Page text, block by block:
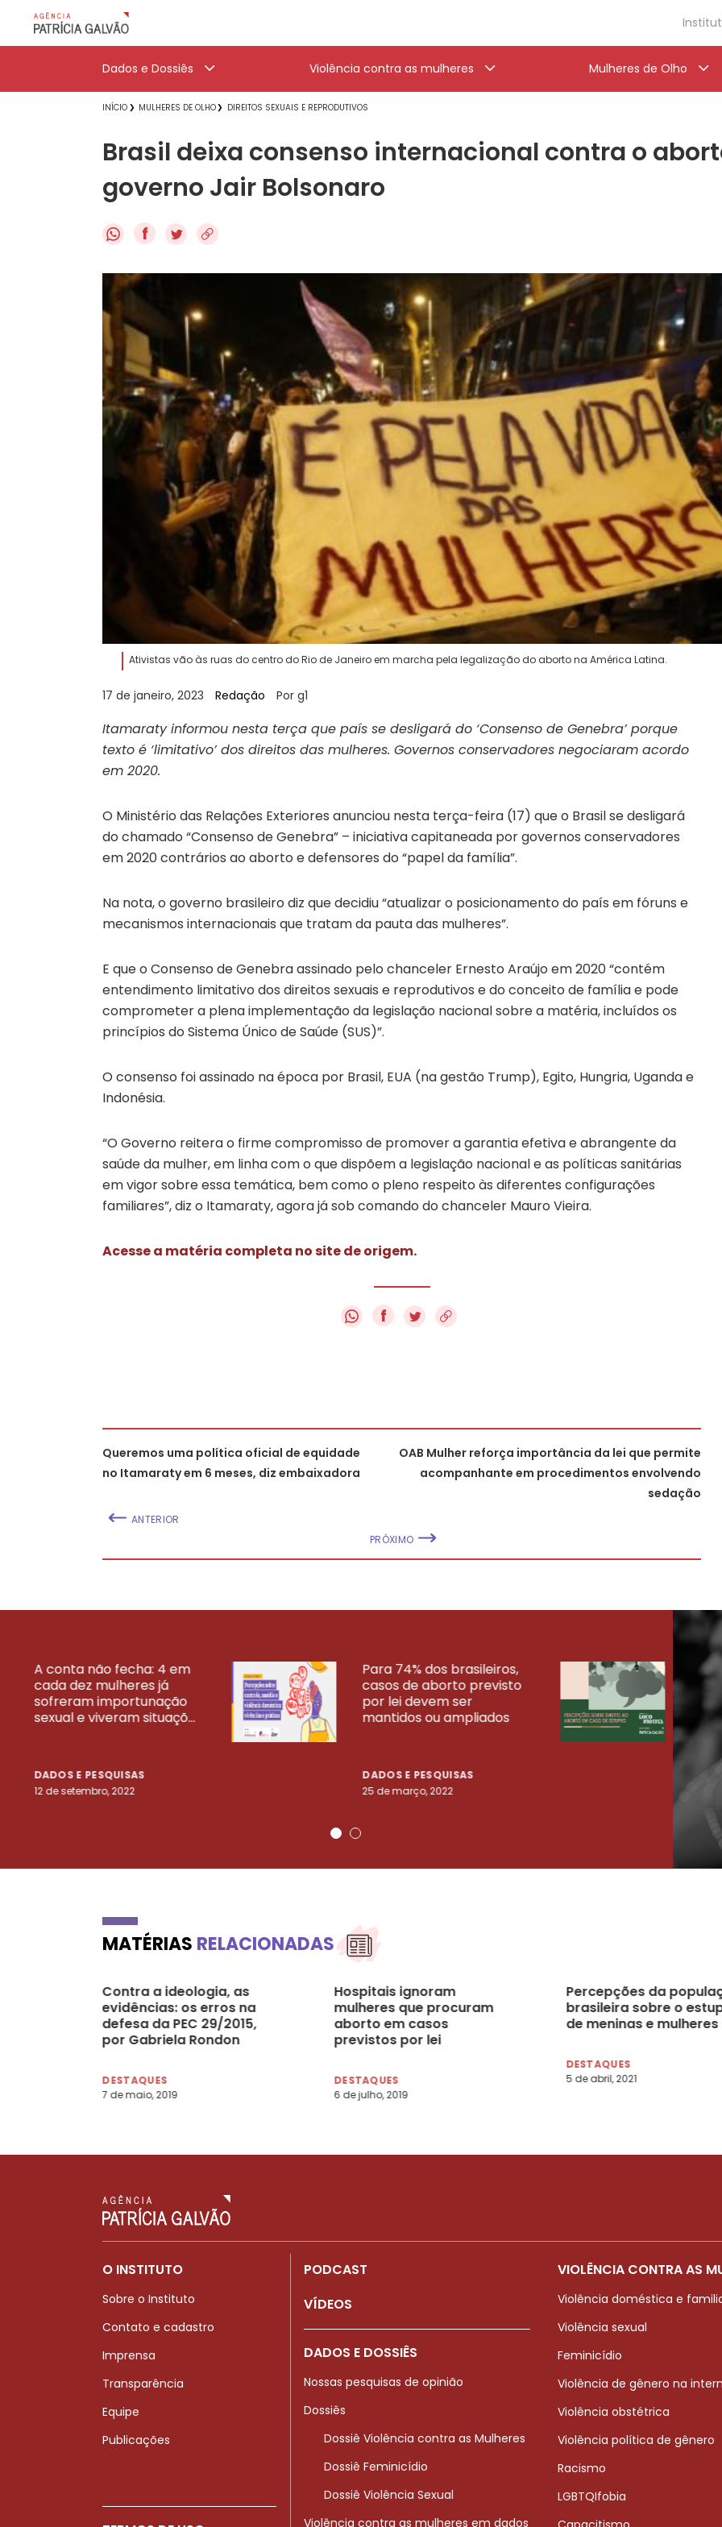
Dados e Dossiês Violência contra as mulheres Mulheres de Olho
INÍCIO MULHERES DE OLHO DIREITOS SEXUAIS E REPRODUTIVOS
Brasil deixa consenso internacional contra o
governo Jair Bolsonaro
f
Ativistas vão às ruas do centro do Rio de Janeiro em marcha pela legalização do aborto na América Latina.
17 de janeiro, 2023 Redação Por g1
Itamaraty informou nesta terça que país se desligará do ‘Consenso de Genebra’ porque
texto é ‘limitativo’ dos direitos das mulheres. Governos conservadores negociaram acordo
em 2020.
O Ministério das Relações Exteriores anunciou nesta terça-feira (17) que o Brasil se desligará
do chamado “Consenso de Genebra” – iniciativa capitaneada por governos conservadores
em 2020 contrários ao aborto e defensores do “papel da família”.
Na nota, o governo brasileiro diz que decidiu “atualizar o posicionamento do país em fóruns e
mecanismos internacionais que tratam da pauta das mulheres”.
E que o Consenso de Genebra assinado pelo chanceler Ernesto Araújo em 2020 “contém
entendimento limitativo dos direitos sexuais e reprodutivos e do conceito de família e pode
comprometer a plena implementação da legislação nacional sobre a matéria, incluídos os
princípios do Sistema Único de Saúde (SUS)”.
O consenso foi assinado na época por Brasil, EUA (na gestão Trump), Egito, Hungria, Uganda e
Indonésia.
“O Governo reitera o firme compromisso de promover a garantia efetiva e abrangente da
saúde da mulher, em linha com o que dispõem a legislação nacional e as políticas sanitárias
em vigor sobre essa temática, bem como o pleno respeito às diferentes configurações
familiares”, diz o Itamaraty, agora já sob comando do chanceler Mauro Vieira.
Acesse a matéria completa no site de origem.
f
Queremos uma política oficial de equidade
no Itamaraty em 6 meses, diz embaixadora
ANTERIOR
OAB Mulher reforça importância da lei que permite
acompanhante em procedimentos envolvendo
sedação
PRÓXIMO
A conta não fecha: 4 em
cada dez mulheres já
sofreram importunação
sexual e viveram situaçõ...
DADOS E PESQUISAS
12 de setembro, 2022
Para 74% dos brasileiros,
casos de aborto previsto
por lei devem ser
mantidos ou ampliados
DADOS E PESQUISAS
25 de março, 2022
23
VEJA MAIS PESQUISAS
MATÉRIAS RELACIONADAS
Contra a ideologia, as
evidências: os erros na
defesa da PEC 29/2015,
por Gabriela Rondon
DESTAQUES
7 de maio, 2019
Hospitais ignoram
mulheres que procuram
aborto em casos
previstos por lei
DESTAQUES
6 de julho, 2019
Percepções da
brasileira sobre o
de meninas e mulheres
DESTAQUES
5 de abril, 2021
O INSTITUTO
Sobre o Instituto
Contato e cadastro
Imprensa
Transparência
Equipe
Publicações
PODCAST
VÍDEOS
DADOS E DOSSIÊS
Nossas pesquisas de opinião
Dossiês
Dossiê Violência contra as Mulheres
Dossiê Feminicídio
Dossiê Violência Sexual
Violência contra as mulheres em dados
VIOLÊNCIA CONTRA AS
Violência doméstica e
Violência sexual
Feminicídio
Violência de gênero na
Violência obstétrica
Violência política de gênero
Racismo
LGBTQIfobia